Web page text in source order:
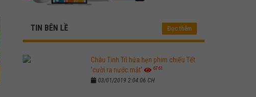
TIN BÊN LỀ Đọc thêm
Châu Tinh Trì hứa hẹn phim chiếu Tết
'cười ra nước mắt'
6761
03/01/2019 2:04:06 CH